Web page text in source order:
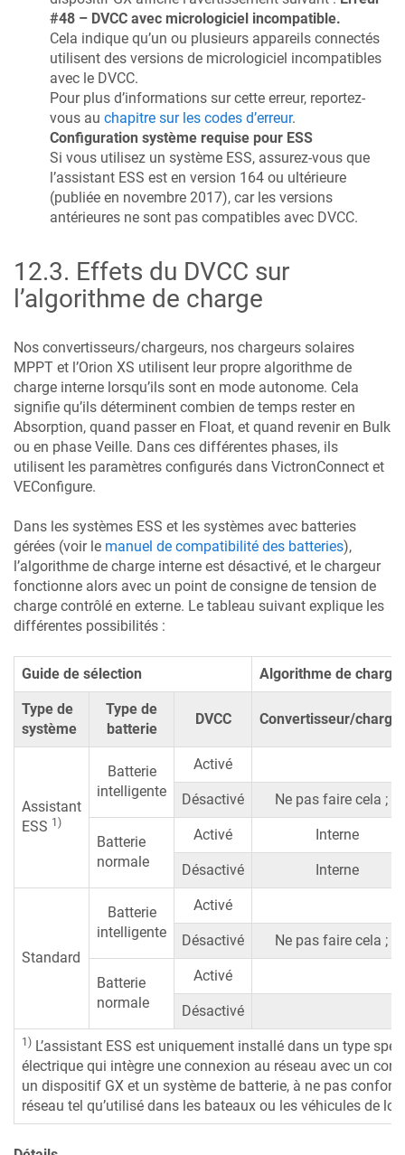
#48 – DVCC avec micrologiciel incompatible.
Cela indique qu’un ou plusieurs appareils connectés
utilisent des versions de micrologiciel incompatibles
avec le DVCC.
Pour plus d’informations sur cette erreur, reportez-
vous au chapitre sur les codes d’erreur.
Configuration système requise pour ESS
Si vous utilisez un système ESS, assurez-vous que
l’assistant ESS est en version 164 ou ultérieure
(publiée en novembre 2017), car les versions
antérieures ne sont pas compatibles avec DVCC.
12.3. Effets du DVCC sur
l’algorithme de charge
Nos convertisseurs/chargeurs, nos chargeurs solaires
MPPT et l’Orion XS utilisent leur propre algorithme de
charge interne lorsqu’ils sont en mode autonome. Cela
signifie qu’ils déterminent combien de temps rester en
Absorption, quand passer en Float, et quand revenir en Bulk
ou en phase Veille. Dans ces différentes phases, ils
utilisent les paramètres configurés dans VictronConnect et
VEConfigure.
Dans les systèmes ESS et les systèmes avec batteries
gérées (voir le manuel de compatibilité des batteries),
l’algorithme de charge interne est désactivé, et le chargeur
fonctionne alors avec un point de consigne de tension de
charge contrôlé en externe. Le tableau suivant explique les
différentes possibilités :
Guide de sélection Algorithme de charge
1) L’assistant ESS est uniquement installé dans un type
électrique qui intègre une connexion au réseau avec un
un dispositif GX et un système de batterie, à ne pas
réseau tel qu’utilisé dans les bateaux ou les véhicules de
Type de
système
Type de
batterie
DVCC Convertisseur/
Assistant
ESS 1)
Batterie
intelligente
Activé
Désactivé Ne pas faire cela ;
Batterie
normale
Activé Interne
Désactivé Interne
Standard
Batterie
intelligente
Activé
Désactivé Ne pas faire cela ;
Batterie
normale
Activé
Désactivé